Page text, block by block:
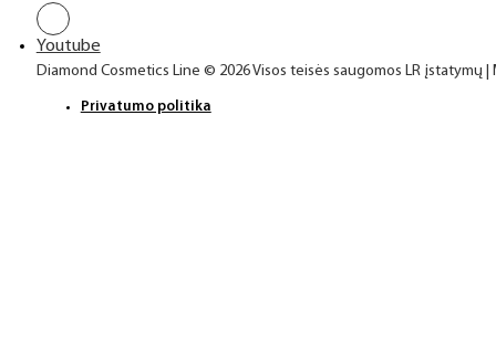
Youtube
Diamond Cosmetics Line © 2026 Visos teisės saugomos LR įstatymų
Privatumo politika